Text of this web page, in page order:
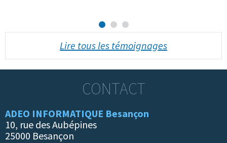
Lire tous les témoignages
CONTACT
ADEO INFORMATIQUE Besançon
10, rue des Aubépines
25000 Besançon